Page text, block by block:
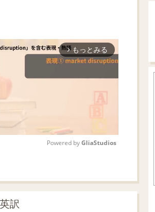
arrow_forward_ios もっとみる
Powered by GliaStudios
訳